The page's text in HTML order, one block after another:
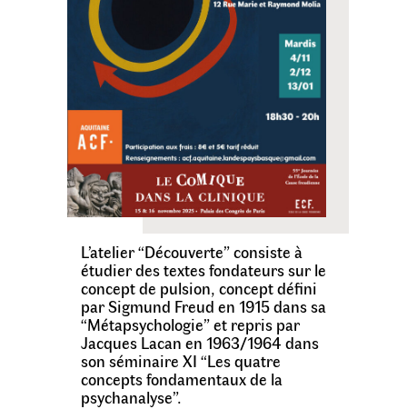
L’atelier “Découverte” consiste à
étudier des textes fondateurs sur le
concept de pulsion, concept défini
par Sigmund Freud en 1915 dans sa
“Métapsychologie” et repris par
Jacques Lacan en 1963/1964 dans
son séminaire XI “Les quatre
concepts fondamentaux de la
psychanalyse”.